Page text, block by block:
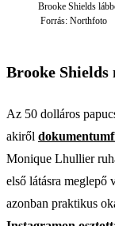
Brooke Shields
Forrás: Northfoto
Brooke Shields
Az 50 dolláros
akiről
Monique Lhullier
első látásra meglepő
azonban praktikus